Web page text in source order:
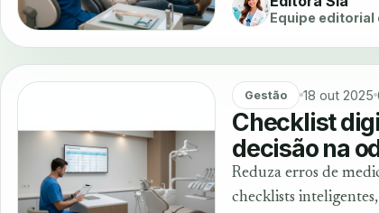
Equipe editorial
Gestão 18 out 2025
Checklist
decisão na
Reduza erros de
checklists